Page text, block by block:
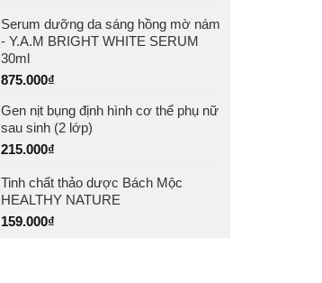
Serum dưỡng da sáng hồng mờ nám
- Y.A.M BRIGHT WHITE SERUM
30ml
875.000₫
Gen nịt bụng định hình cơ thể phụ nữ
sau sinh (2 lớp)
215.000₫
Tinh chất thảo dược Bách Mộc
HEALTHY NATURE
159.000₫